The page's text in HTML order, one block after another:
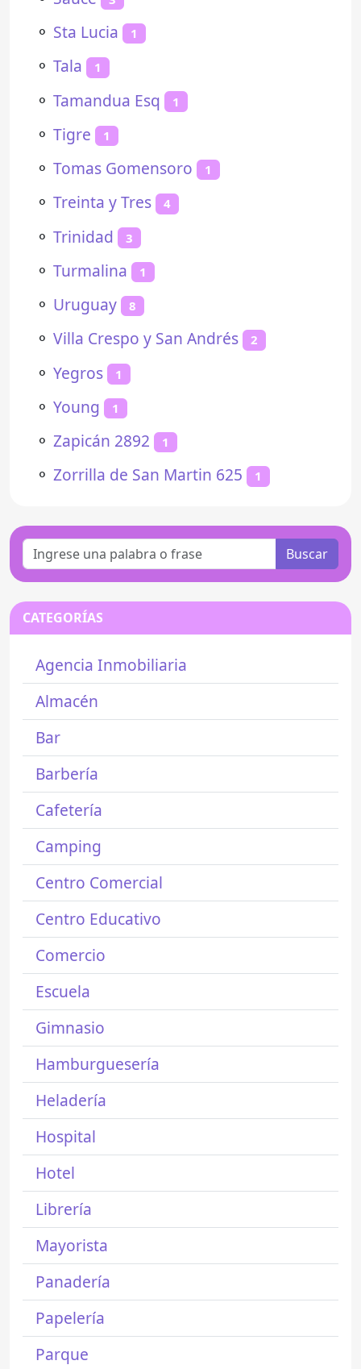
⚬ Sta Lucia 1
⚬ Tala 1
⚬ Tamandua Esq 1
⚬ Tigre 1
⚬ Tomas Gomensoro 1
⚬ Treinta y Tres 4
⚬ Trinidad 3
⚬ Turmalina 1
⚬ Uruguay 8
⚬ Villa Crespo y San Andrés 2
⚬ Yegros 1
⚬ Young 1
⚬ Zapicán 2892 1
⚬ Zorrilla de San Martin 625 1
Buscar
CATEGORÍAS
Agencia Inmobiliaria
Almacén
Bar
Barbería
Cafetería
Camping
Centro Comercial
Centro Educativo
Comercio
Escuela
Gimnasio
Hamburguesería
Heladería
Hospital
Hotel
Librería
Mayorista
Panadería
Papelería
Parque